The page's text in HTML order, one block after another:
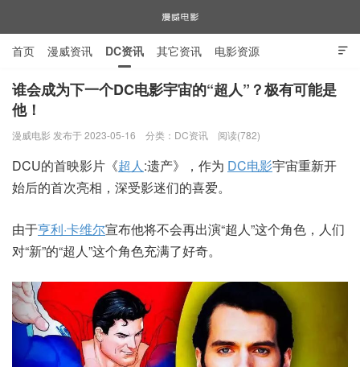
漫威电影

首页 漫威资讯 DC资讯 其它资讯 电影资源
电视剧资源 漫威图片
谁会成为下一个DC电影宇宙的“超人”？极有可能是
他！
漫威电影 发布于 2023-05-16 分类： DC资讯 阅读(782)
DCU的首映影片《超人:遗产》，作为 DC电影宇宙重新开
始后的首次亮相，深受影迷们的喜爱。
由于亨利·卡维尔宣布他将不会再出演“超人”这个角色，人们
对“新”的“超人”这个角色充满了好奇。